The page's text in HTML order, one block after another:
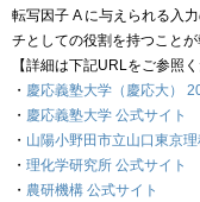
転写因子 A に与えられる入
チとしての役割を持つことが
【詳細は下記URLをご参照く
・ 慶応義塾大学（慶応大）
・ 慶応義塾大学 公式サイト
・ 山陽小野田市立山口東京
・ 理化学研究所 公式サイト
・ 農研機構 公式サイト